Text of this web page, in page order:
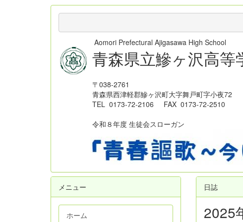
Aomori Prefectural Ajigasawa High School
青森県立鰺ヶ沢高等
〒038-2761
青森県西津軽郡鰺ヶ沢町大字舞戸町字小夜72
TEL 0173-72-2106 FAX 0173-72-2510
令和８年度 生徒会スローガン
日誌
2025
メニュー
ホーム